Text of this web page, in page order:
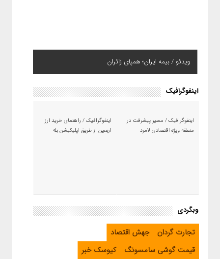
ویدئو / بیمه ایران؛ همپای زائران
اینفوگرافیک
اینفوگرافیک / مسیر پیشرفت در
منطقه ویژه اقتصادی لامرد
اینفوگرافیک / راهنمای خرید ارز
اربعین از طریق اپلیکیشن بله
وبگردی
تجارت گردان
جهش اقتصاد
قیمت گوشی سامسونگ
کیوسک خبر